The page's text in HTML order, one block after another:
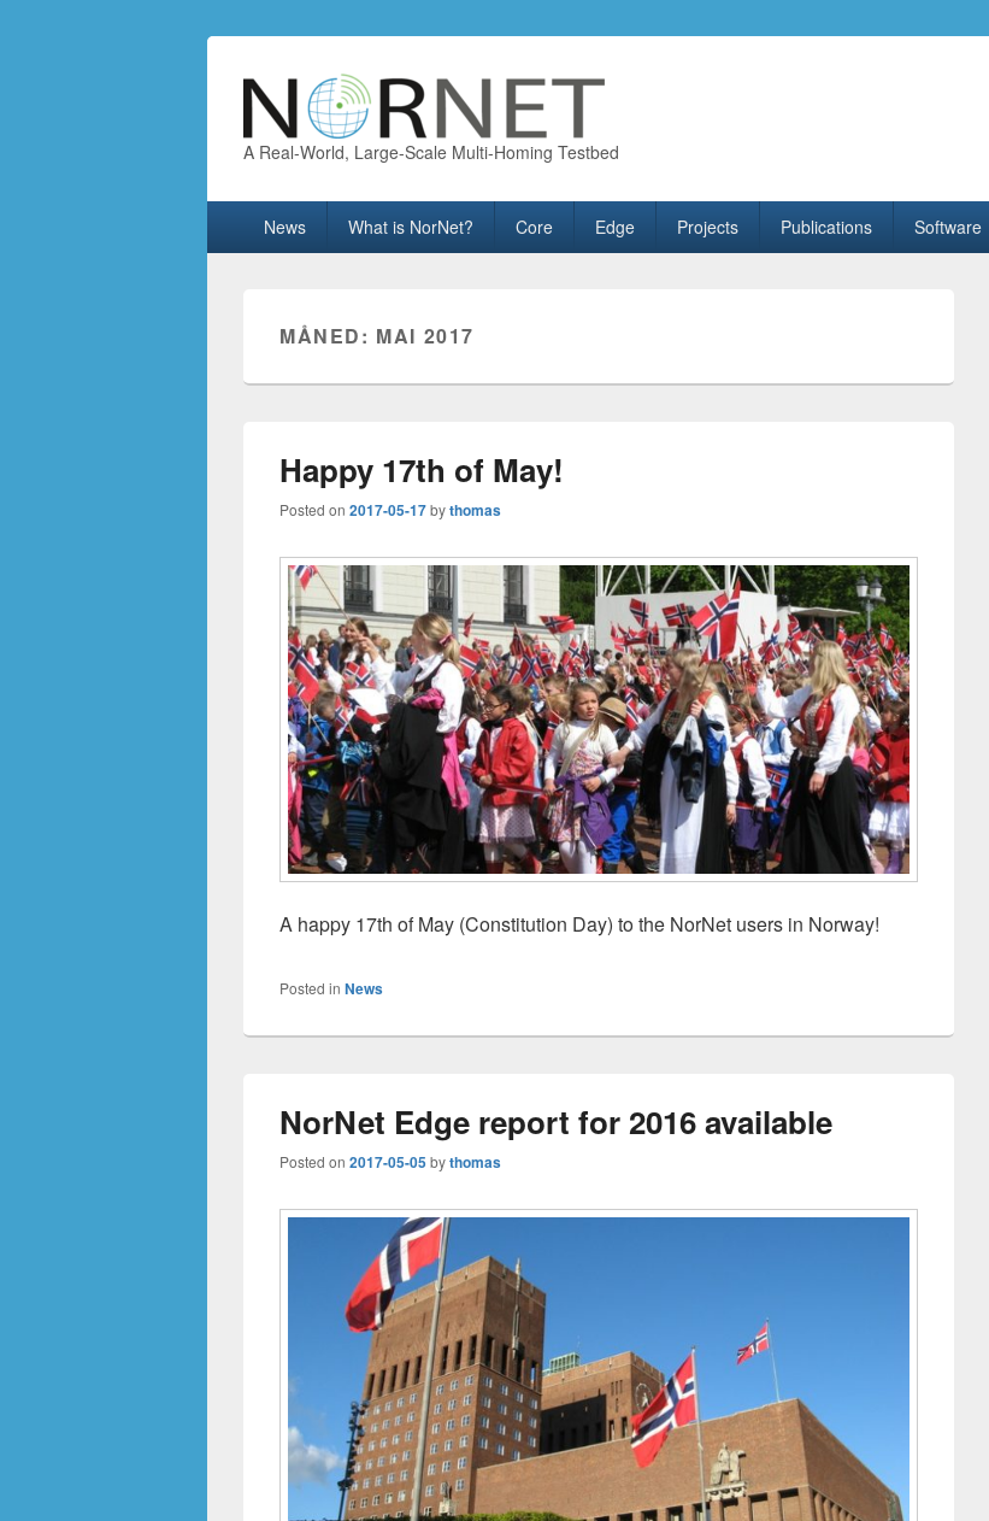
A Real-World, Large-Scale Multi-Homing Testbed
News What is NorNet? Core Edge Projects Publications Software
MÅNED: MAI 2017
Happy 17th of May!
Posted on 2017-05-17bythomas
A happy 17th of May (Constitution Day) to the NorNet users in Norway!
Posted in News
NorNet Edge report for 2016 available
Posted on 2017-05-05bythomas